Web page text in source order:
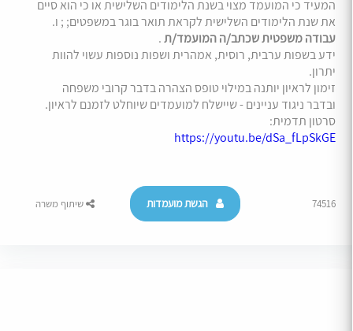
המעיד כי המועמד מצוי בשנת הלימודים השלישית או כי הוא סיים
את שנת הלימודים השלישית לקראת תואר בוגר במשפטים; ; ו.
עבודה משפטית שכתב/ה המועמד/ת.
ידע בשפות ערבית, רוסית, אמהרית ושפות נוספות עשוי להוות
יתרון.
זימון לראיון יותנה במילוי טופס הצהרה בדבר קרובי משפחה
ובדבר ניגוד עניינים - שיישלח למועמדים שיוחלט לזמנם לראיון.
סרטון תדמית:
https://youtu.be/dSa_fLpSkGE
74516 הגשת מועמדות שיתוף משרה